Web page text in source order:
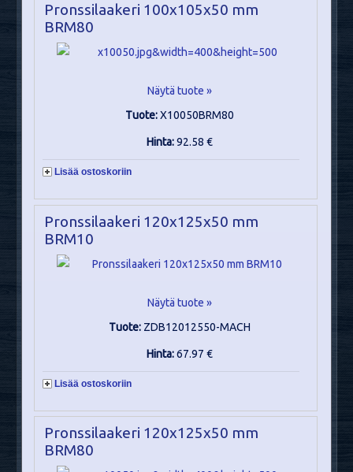
Pronssilaakeri 100x105x50 mm
BRM80
Näytä tuote »
Tuote:X10050BRM80
Hinta:92.58 €
Lisää ostoskoriin
Pronssilaakeri 120x125x50 mm
BRM10
Näytä tuote »
Tuote: ZDB12012550-MACH
Hinta:67.97 €
Lisää ostoskoriin
Pronssilaakeri 120x125x50 mm
BRM80